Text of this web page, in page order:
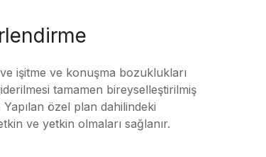
işitme ve konuşma bozuklukları
tamamen bireyselleştirilmiş
özel plan dahilindeki
ve yetkin olmaları sağlanır.